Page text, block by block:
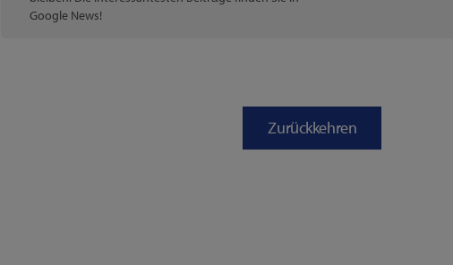
Google News!
Zurückkehren